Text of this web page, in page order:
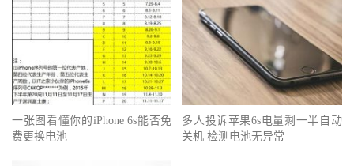
一张图看懂你的iPhone 6s能否免
费更换电池
多人投诉苹果6s电量剩一半自动
关机 检测电池无异常